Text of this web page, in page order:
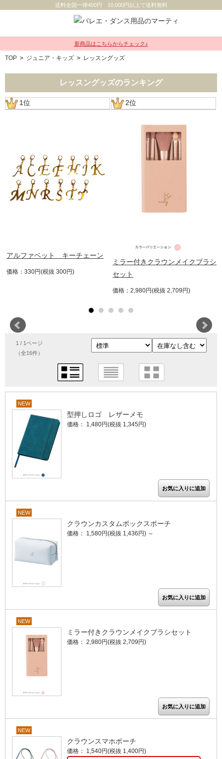
送料全国一律400円 10,000円以上で送料無料
新商品はこちらからチェック♪
TOP > ジュニア・キッズ > レッスングッズ
レッスングッズのランキング
1位
アルファベット キーチェーン
価格：330円(税抜 300円)
2位
ミラー付きクラウンメイクブラシ
セット
価格：2,980円(税抜 2,709円)
1 / 1ページ
（全16件）
NEW
型押しロゴ レザーメモ
価格： 1,480円(税抜 1,345円)
NEW
クラウンカスタムボックスポーチ
価格： 1,580円(税抜 1,436円) ～
NEW
ミラー付きクラウンメイクブラシセット
価格： 2,980円(税抜 2,709円)
NEW
クラウンスマホポーチ
価格： 1,540円(税抜 1,400円)